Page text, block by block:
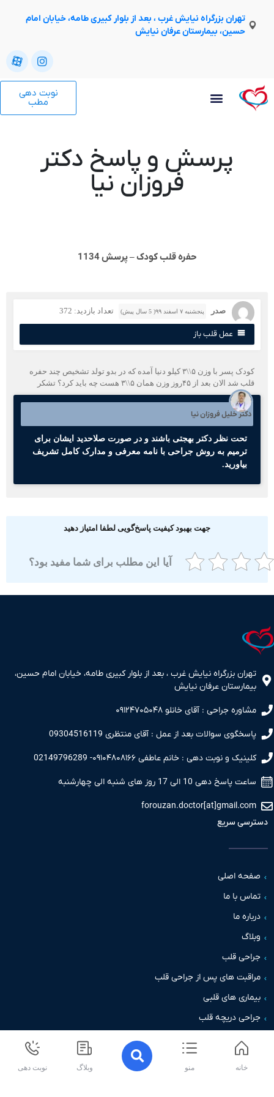
تهران بزرگراه نیایش غرب ، بعد از بلوار کبیری طامه، خیابان امام
حسین، بیمارستان عرفان نیایش
نوبت دهی
پرسش و پاسخ دکتر
فروزان نیا
حفره قلب کودک – پرسش 1134
صدر پنجشنبه ۷ اسفند ۹۹( 5 سال پیش) تعداد بازدید: 372
عمل قلب باز
کودک پسر با وزن ۵\\۳ کیلو دنیا آمده که در بدو تولد تشخیص چند حفره
الان بعد از ۴۵روز وزن همان ۵\\۳ هست چه باید کرد؟ تشکر
دکتر خلیل فروزان نیا
تحت نظر دکتر بهجتی باشند و در صورت صلاحدید ایشان برای
ترمیم به روش جراحی با نامه معرفی و مدارک کامل تشریف
بیاورید.
جهت بهبود کیفیت پاسخ‌گویی لطفا امتیاز دهید
آیا این مطلب برای شما مفید بود؟
بزرگراه نیایش غرب ، بعد از بلوار کبیری طامه، خیابان امام حسین،
عرفان نیایش
جراحی : آقای خانلو ۰۹۱۲۴۷۰۵۰۴۸
سوالات بعد از عمل : آقای منتظری 09304516119
و نوبت دهی : خانم عاطفی ۰۹۱۰۴۸۰۸۱۶۶- 02149796289
دهی 10 الی 17 روز های شنبه الی چهارشنبه
سریع
اصلی
با ما
ما
قلب
های پس از جراحی قلب
های قلبی
دریچه قلب
نوبت دهی